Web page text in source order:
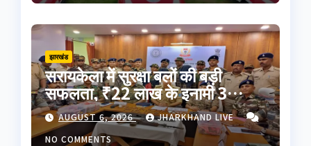
झारखंड
सरायकेला में सुरक्षा बलों की बड़ी
सफलता, ₹22 लाख के इनामी 3
नक्सली गिरफ्तार; AK-47 समेत भारी
मात्रा में हथियार बरामद
AUGUST 6, 2026
JHARKHAND LIVE
NO COMMENTS